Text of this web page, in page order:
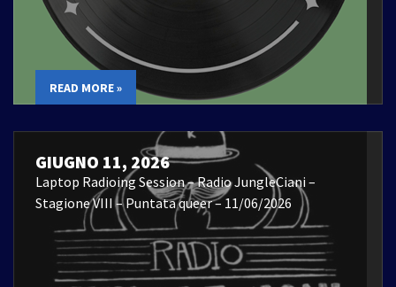
READ MORE »
GIUGNO 11, 2026
Laptop Radioing Session – Radio JungleCiani –
Stagione VIII – Puntata queer – 11/06/2026